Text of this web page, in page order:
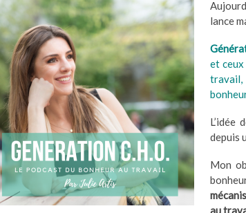
lance
et
depuis
Mon
au